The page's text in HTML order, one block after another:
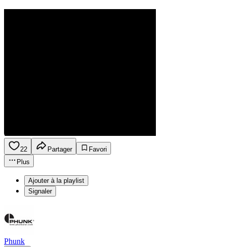
22 Partager
Favori
Plus
Ajouter à la playlist
Signaler
Phunk